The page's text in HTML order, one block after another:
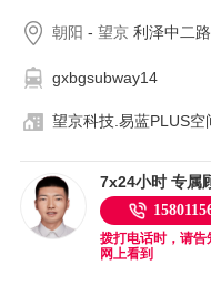
朝阳 - 望京 利泽中二路
gxbgsubway14
望京科技.易蓝PLUS空
7x24小时 专属
拨打电话时，请告
网上看到